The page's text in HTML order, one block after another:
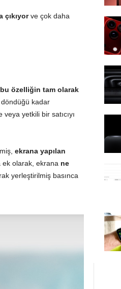
çıkıyorve çok daha
özelliğin tam olarak
kadar
yetkili bir satıcıyı
ekrana yapılan
ek olarak, ekrana ne
yerleştirilmiş basınca